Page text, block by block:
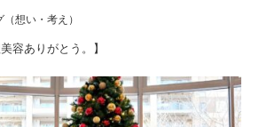
（想い・考え）
容ありがとう。】